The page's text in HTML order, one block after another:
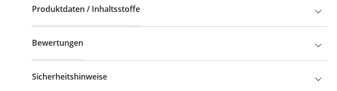
Produktdaten / Inhaltsstoffe
Bewertungen
Sicherheitshinweise